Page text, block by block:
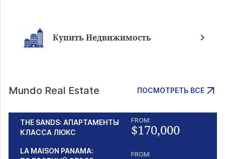
Купить Недвижимость
Mundo Real Estate ПОСМОТРЕТЬ ВСЕ
THE SANDS: АПАРТАМЕНТЫ
КЛАССА ЛЮКС
FROM:
$170,000
LA MAISON PANAMA:
FROM: